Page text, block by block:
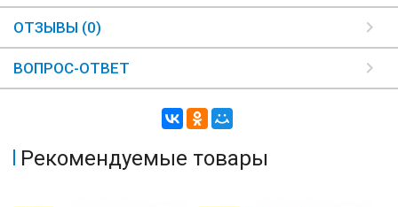
ОТЗЫВЫ (0)
ВОПРОС-ОТВЕТ
Рекомендуемые товары